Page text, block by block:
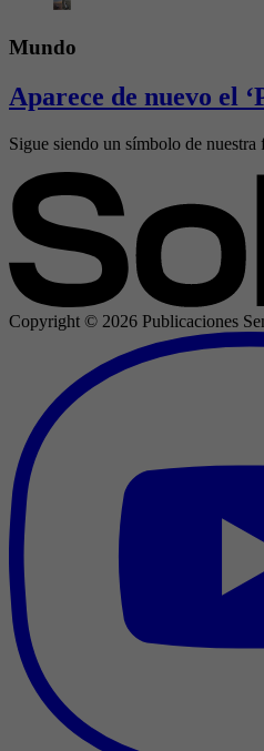
Mundo
Aparece de nuevo el
Sigue siendo un símbolo de
Copyright © 2026 Publicaciones